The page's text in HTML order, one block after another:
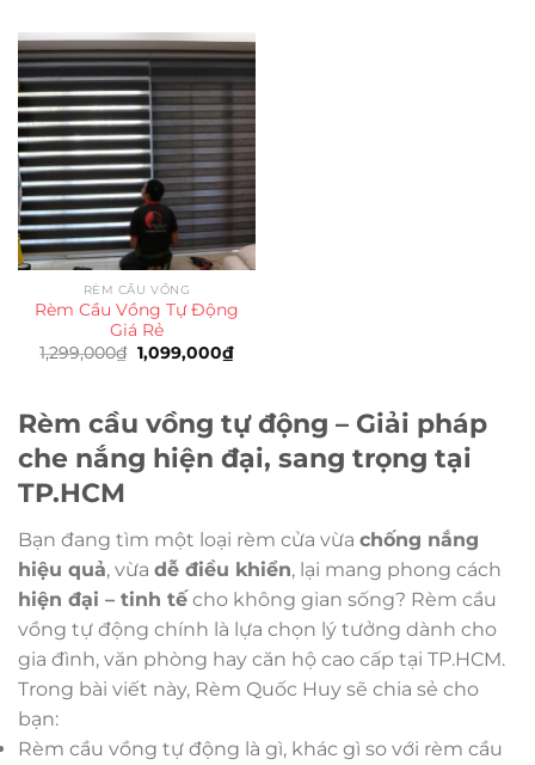
Rèm cầu vồng tự động – Giải pháp
che nắng hiện đại, sang trọng tại
TP.HCM
Bạn đang tìm một loại rèm cửa vừa chống nắng
hiệu quả, vừa dễ điều khiển, lại mang phong cách
hiện đại – tinh tế cho không gian sống? Rèm cầu
vồng tự động chính là lựa chọn lý tưởng dành cho
gia đình, văn phòng hay căn hộ cao cấp tại TP.HCM.
Trong bài viết này, Rèm Quốc Huy sẽ chia sẻ cho
bạn:
Rèm cầu vồng tự động là gì, khác gì so với rèm cầu
RÈM CẦU VỒNG
Rèm Cầu Vồng Tự Động
Giá Rẻ
1,299,000₫ Giá
gốc
1,099,000₫Giá
hiện
1,099,000₫.